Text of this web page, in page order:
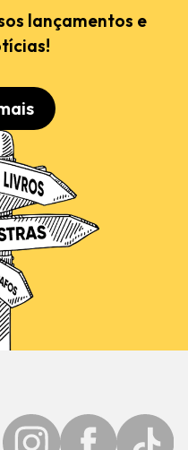
lançamentos e